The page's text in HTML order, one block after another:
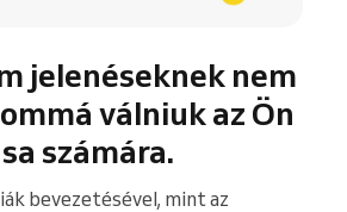
jelenéseknek nem
válniuk az Ön
számára.
bevezetésével, mint az